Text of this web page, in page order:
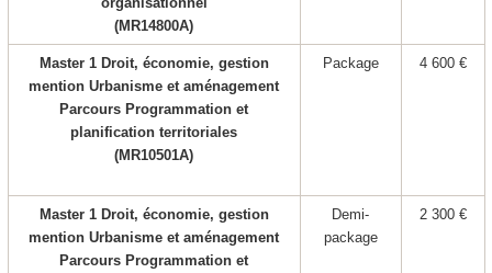
(MR14800A)
Master 1 Droit, économie, gestion
mention Urbanisme et aménagement
Parcours Programmation et
planification territoriales
(MR10501A)
Package 4 600 €
Master 1 Droit, économie, gestion
mention Urbanisme et aménagement
Parcours Programmation et
Demi-
package
2 300 €